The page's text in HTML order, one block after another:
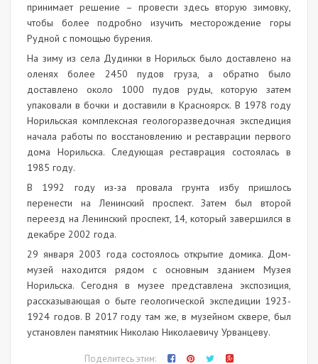
принимает решение – провести здесь вторую зимовку,
чтобы более подробно изучить месторождение горы
Рудной с помощью бурения.
На зиму из села Дудинки в Норильск было доставлено на
оленях более 2450 пудов груза, а обратно было
доставлено около 1000 пудов руды, которую затем
упаковали в бочки и доставили в Красноярск. В 1978 году
Норильская комплексная геологоразведочная экспедиция
начала работы по восстановлению и реставрации первого
дома Норильска. Следующая реставрация состоялась в
1985 году.
В 1992 году из-за провала грунта избу пришлось
перенести на Ленинский проспект. Затем был второй
переезд на Ленинский проспект, 14, который завершился в
декабре 2002 года.
29 января 2003 года состоялось открытие домика. Дом-
музей находится рядом с основным зданием Музея
Норильска. Сегодня в музее представлена экспозиция,
рассказывающая о быте геологической экспедиции 1923-
1924 годов. В 2017 году там же, в музейном сквере, был
установлен памятник Николаю Николаевичу Урванцеву.
Поделитесь этим: